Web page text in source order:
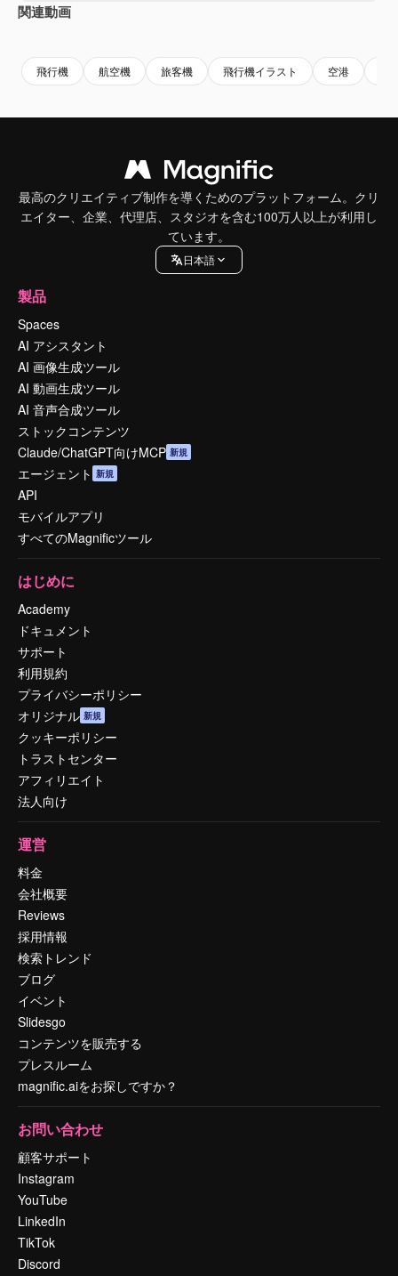
関連動画
飛行機 航空機 旅客機 飛行機イラスト 空港
最高のクリエイティブ制作を導くためのプラットフォーム。クリ
エイター、企業、代理店、スタジオを含む100万人以上が利用し
ています。
日本語
製品
Spaces
AI アシスタント
AI 画像生成ツール
AI 動画生成ツール
AI 音声合成ツール
ストックコンテンツ
Claude/ChatGPT向けMCP 新規
エージェント 新規
API
モバイルアプリ
すべてのMagnificツール
はじめに
Academy
ドキュメント
サポート
利用規約
プライバシーポリシー
オリジナル 新規
クッキーポリシー
トラストセンター
アフィリエイト
法人向け
運営
料金
会社概要
Reviews
採用情報
検索トレンド
ブログ
イベント
Slidesgo
コンテンツを販売する
プレスルーム
magnific.aiをお探しですか？
お問い合わせ
顧客サポート
Instagram
YouTube
LinkedIn
TikTok
Discord